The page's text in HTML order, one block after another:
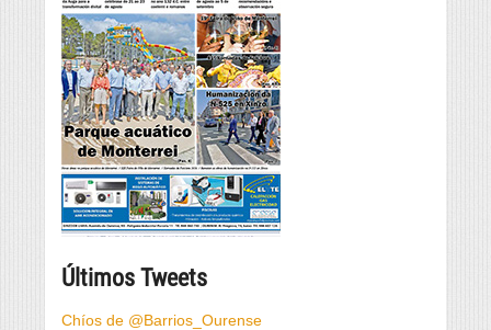
Últimos Tweets
Chíos de @Barrios_Ourense